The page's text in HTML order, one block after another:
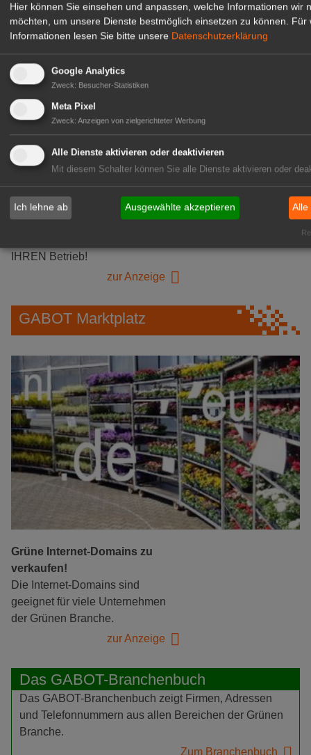
Mitarbeiter (m/w/d) für unsere
Logistikhalle
Herongen
zur Stellenanzeige
GABOT Immobilienangebote
1A-Lage, ihre Chance in der
grünen Branche
IHREN Betrieb!
zur Anzeige
GABOT Marktplatz
Grüne Internet-Domains zu
verkaufen!
Die Internet-Domains sind
geeignet für viele Unternehmen
der Grünen Branche.
zur Anzeige
Das GABOT-Branchenbuch
Das GABOT-Branchenbuch zeigt Firmen, Adressen
und Telefonnummern aus allen Bereichen der Grünen
Branche.
Zum Branchenbuch
Hier können Sie einsehen und anpassen, welche Informationen wir
möchten, um unsere Dienste bestmöglich einsetzen zu können. Für
Informationen lesen Sie bitte unsere Datenschutzerklärung
Google Analytics
Zweck: Besucher-Statistiken
Meta Pixel
Zweck: Anzeigen von zielgerichteter Werbung
Alle Dienste aktivieren oder deaktivieren
Mit diesem Schalter können Sie alle Dienste aktivieren oder
Ich lehne ab Ausgewählte akzeptieren Alle